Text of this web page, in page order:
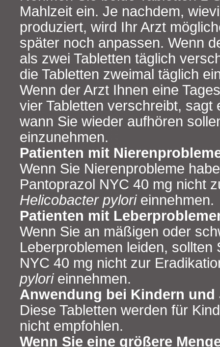
Mahlzeit ein. Je nachdem,
produziert, wird Ihr Arzt
später noch anpassen. Wenn
als zwei Tabletten täglich
die Tabletten zweimal täglich
Wenn der Arzt Ihnen eine
vier Tabletten verschreibt, sagt
wann Sie wieder aufhören
einzunehmen.
Patienten mit
Wenn Sie Nierenprobleme
Pantoprazol NYC 40 mg nicht
Helicobacter pylorieinnehmen.
Patienten mit
Wenn Sie an mäßigen oder
Leberproblemen leiden, sollten
NYC 40 mg nicht zur
pylorieinnehmen.
Anwendung bei Kindern
Diese Tabletten werden für
nicht empfohlen.
Wenn Sie eine größere